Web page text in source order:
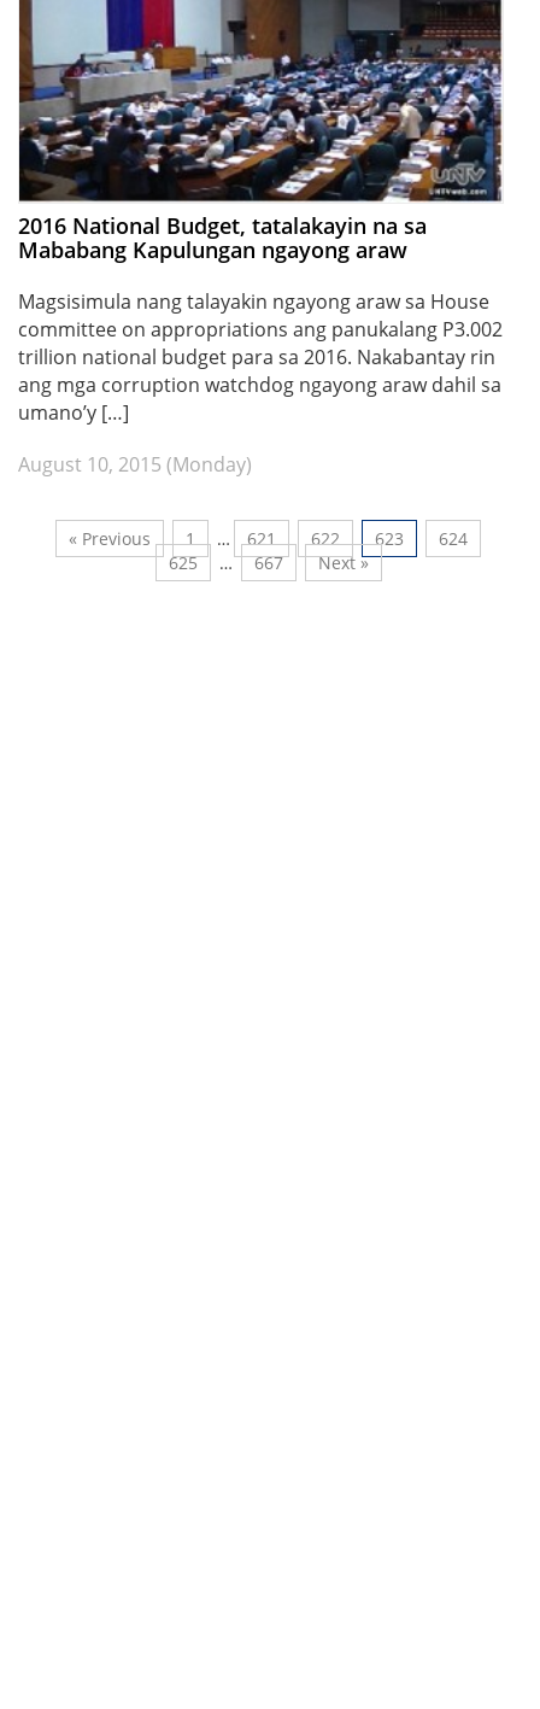
2016 National Budget, tatalakayin na sa
Mababang Kapulungan ngayong araw
Magsisimula nang talayakin ngayong araw sa House
committee on appropriations ang panukalang P3.002
trillion national budget para sa 2016. Nakabantay rin
ang mga corruption watchdog ngayong araw dahil sa
umano’y […]
August 10, 2015 (Monday)
« Previous 1 … 621 622 623
624
625
… 667 Next »